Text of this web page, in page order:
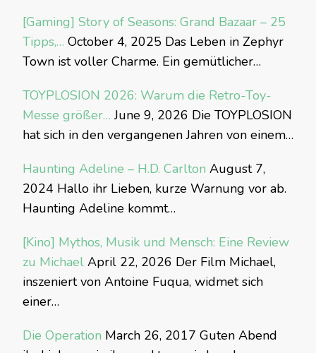
[Gaming] Story of Seasons: Grand Bazaar – 25
Tipps,… October 4, 2025 Das Leben in Zephyr
Town ist voller Charme. Ein gemütlicher…
TOYPLOSION 2026: Warum die Retro-Toy-
Messe größer… June 9, 2026 Die TOYPLOSION
hat sich in den vergangenen Jahren von einem…
Haunting Adeline – H.D. Carlton August 7,
2024 Hallo ihr Lieben, kurze Warnung vor ab.
Haunting Adeline kommt…
[Kino] Mythos, Musik und Mensch: Eine Review
zu Michael April 22, 2026 Der Film Michael,
inszeniert von Antoine Fuqua, widmet sich
einer…
Die Operation March 26, 2017 Guten Abend